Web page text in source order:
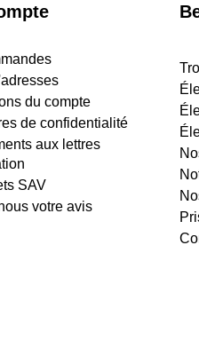
du compte
de confidentialité
aux lettres
SAV
votre avis